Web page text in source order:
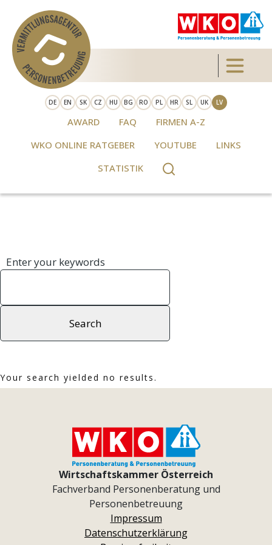
Skip to main content Toggle
DE EN SK CZ HU BG RO PL HR SL UK LV
AWARD FAQ
FIRMEN A-Z
WKO ONLINE RATGEBER
YOUTUBE
LINKS
STATISTIK
Enter your keywords
Your search yielded no results.
Wirtschaftskammer Österreich
Fachverband Personenberatung und
Personenbetreuung
Impressum
Datenschutzerklärung